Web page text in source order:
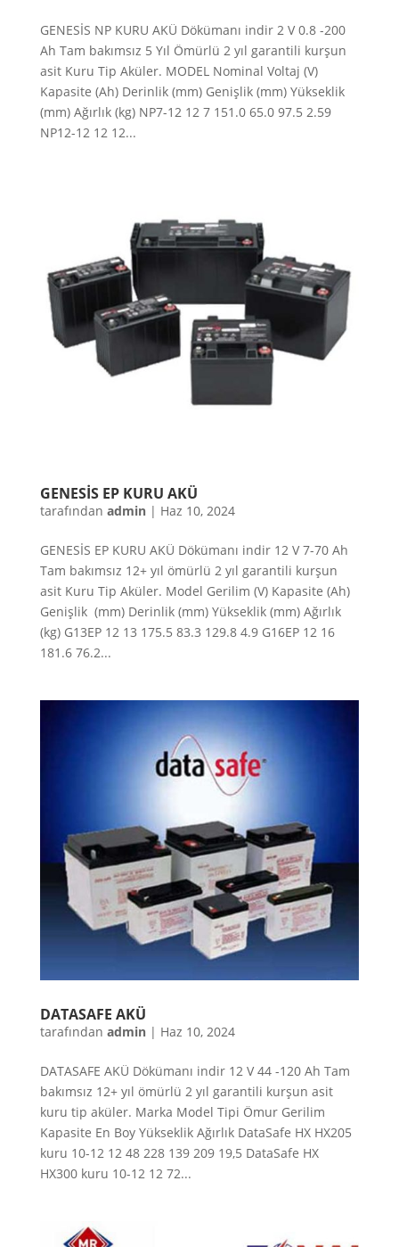
GENESİS NP KURU AKÜ Dökümanı indir 2 V 0.8 -200
Ah Tam bakımsız 5 Yıl Ömürlü 2 yıl garantili kurşun
asit Kuru Tip Aküler. MODEL Nominal Voltaj (V)
Kapasite (Ah) Derinlik (mm) Genişlik (mm) Yükseklik
(mm) Ağırlık (kg) NP7-12 12 7 151.0 65.0 97.5 2.59
NP12-12 12 12...
GENESİS EP KURU AKÜ
tarafından admin| Haz 10, 2024
GENESİS EP KURU AKÜ Dökümanı indir 12 V 7-70 Ah
Tam bakımsız 12+ yıl ömürlü 2 yıl garantili kurşun
asit Kuru Tip Aküler. Model Gerilim (V) Kapasite (Ah)
Genişlik (mm) Derinlik (mm) Yükseklik (mm) Ağırlık
(kg) G13EP 12 13 175.5 83.3 129.8 4.9 G16EP 12 16
181.6 76.2...
DATASAFE AKÜ
tarafından admin| Haz 10, 2024
DATASAFE AKÜ Dökümanı indir 12 V 44 -120 Ah Tam
bakımsız 12+ yıl ömürlü 2 yıl garantili kurşun asit
kuru tip aküler. Marka Model Tipi Ömur Gerilim
Kapasite En Boy Yükseklik Ağırlık DataSafe HX HX205
kuru 10-12 12 48 228 139 209 19,5 DataSafe HX
HX300 kuru 10-12 12 72...